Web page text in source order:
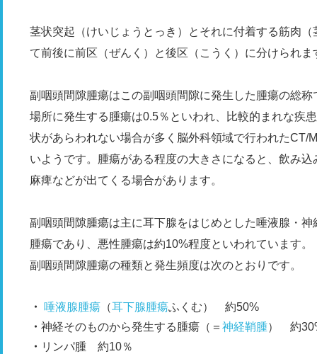
茎状突起（けいじょうとっき）とそれに付着する筋肉
て前後に前区（ぜんく）と後区（こうく）に分けられま
副咽頭間隙腫瘍はこの副咽頭間隙に発生した腫瘍の総
場所に発生する腫瘍は0.5％といわれ、比較的まれな疾
状があらわれない場合が多く脳外科領域で行われたCT/
いようです。腫瘍がある程度の大きさになると、飲み
麻痺などが出てくる場合があります。
副咽頭間隙腫瘍は主に耳下腺をはじめとした唾液腺・
腫瘍であり、悪性腫瘍は約10%程度といわれています。
副咽頭間隙腫瘍の種類と発生頻度は次のとおりです。
唾液腺腫瘍 （耳下腺腫瘍ふくむ） 約50%
神経そのものから発生する腫瘍（＝ 神経鞘腫） 約
リンパ腫 約10％